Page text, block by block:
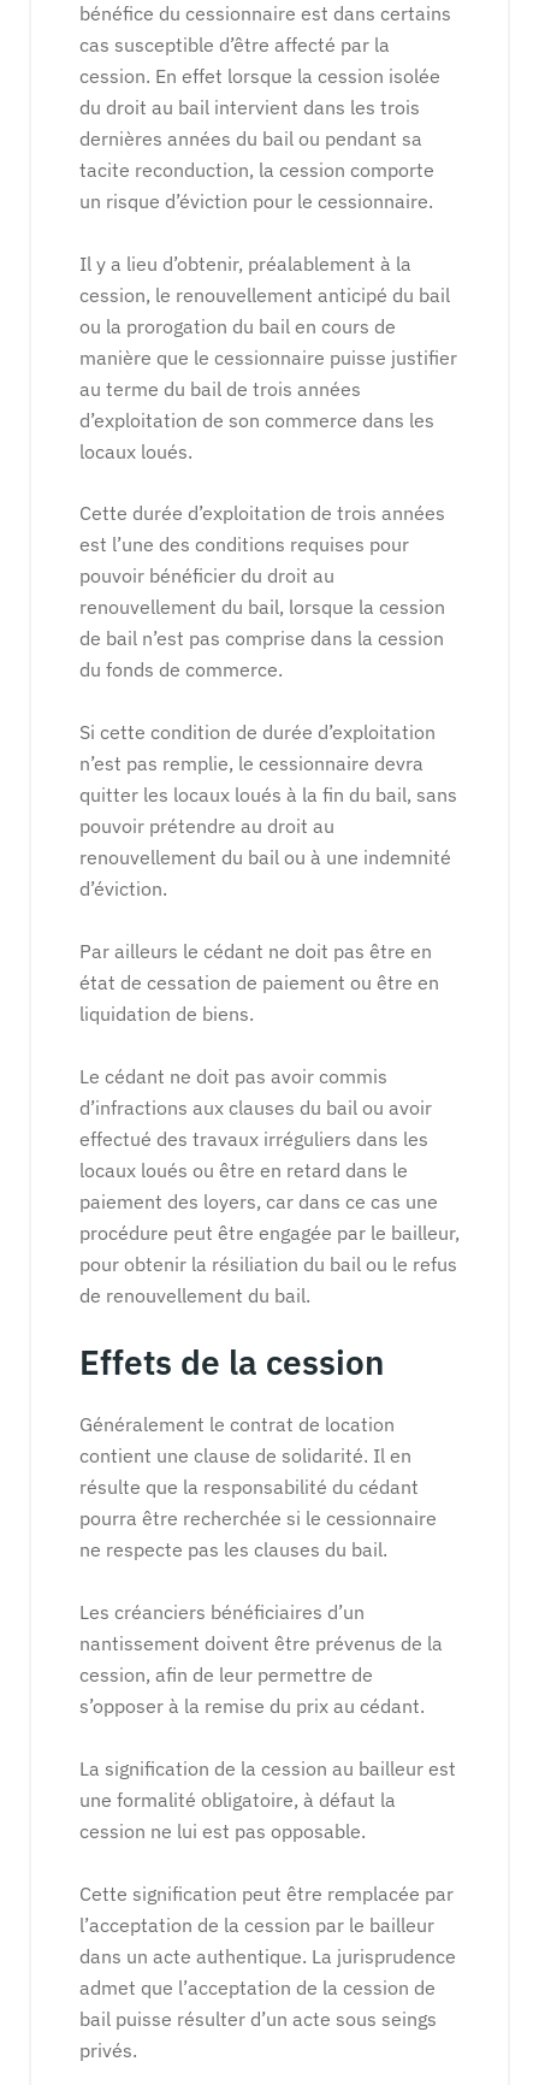
bénéfice du cessionnaire est dans certains
cas susceptible d’être affecté par la
cession. En effet lorsque la cession isolée
du droit au bail intervient dans les trois
dernières années du bail ou pendant sa
tacite reconduction, la cession comporte
un risque d’éviction pour le cessionnaire.
Il y a lieu d’obtenir, préalablement à la
cession, le renouvellement anticipé du bail
ou la prorogation du bail en cours de
manière que le cessionnaire puisse justifier
au terme du bail de trois années
d’exploitation de son commerce dans les
locaux loués.
Cette durée d’exploitation de trois années
est l’une des conditions requises pour
pouvoir bénéficier du droit au
renouvellement du bail, lorsque la cession
de bail n’est pas comprise dans la cession
du fonds de commerce.
Si cette condition de durée d’exploitation
n’est pas remplie, le cessionnaire devra
quitter les locaux loués à la fin du bail, sans
pouvoir prétendre au droit au
renouvellement du bail ou à une indemnité
d’éviction.
Par ailleurs le cédant ne doit pas être en
état de cessation de paiement ou être en
liquidation de biens.
Le cédant ne doit pas avoir commis
d’infractions aux clauses du bail ou avoir
effectué des travaux irréguliers dans les
locaux loués ou être en retard dans le
paiement des loyers, car dans ce cas une
procédure peut être engagée par le bailleur,
pour obtenir la résiliation du bail ou le refus
de renouvellement du bail.
Effets de la cession
Généralement le contrat de location
contient une clause de solidarité. Il en
résulte que la responsabilité du cédant
pourra être recherchée si le cessionnaire
ne respecte pas les clauses du bail.
Les créanciers bénéficiaires d’un
nantissement doivent être prévenus de la
cession, afin de leur permettre de
s’opposer à la remise du prix au cédant.
La signification de la cession au bailleur est
une formalité obligatoire, à défaut la
cession ne lui est pas opposable.
Cette signification peut être remplacée par
l’acceptation de la cession par le bailleur
dans un acte authentique. La jurisprudence
admet que l’acceptation de la cession de
bail puisse résulter d’un acte sous seings
privés.